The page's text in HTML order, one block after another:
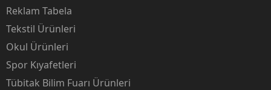
Reklam Tabela
Tekstil Ürünleri
Okul Ürünleri
Spor Kıyafetleri
Tübitak Bilim Fuarı Ürünleri